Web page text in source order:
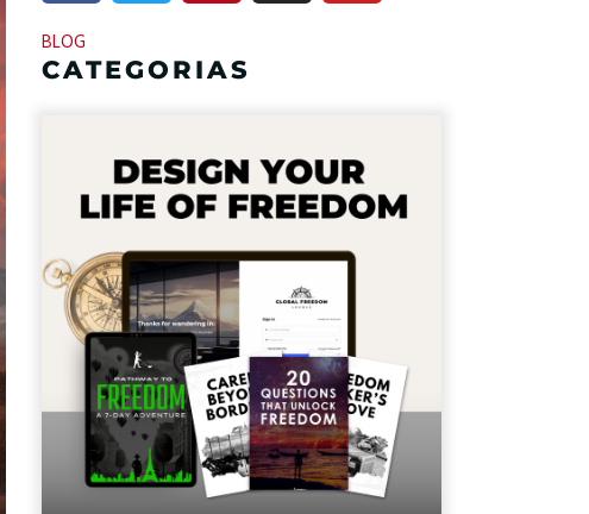
BLOG
CATEGORIAS